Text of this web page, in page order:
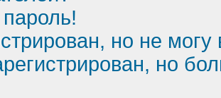
но не могу
но